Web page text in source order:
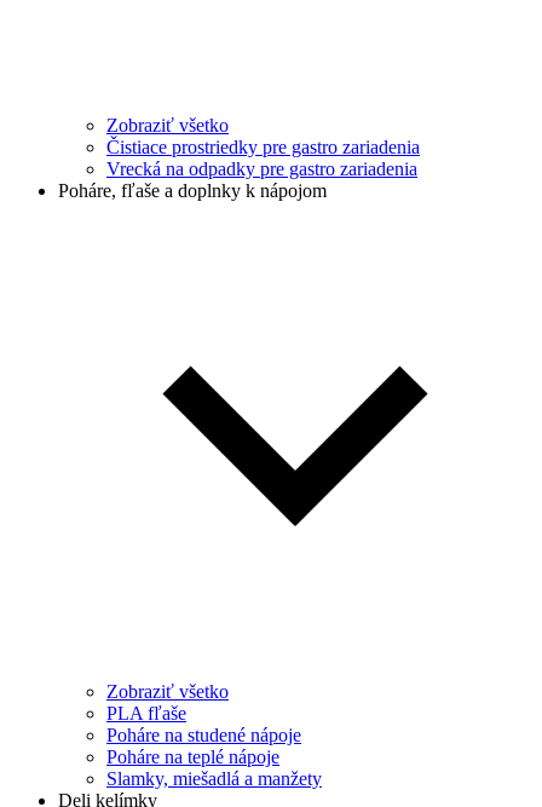
Zobraziť všetko
Čistiace prostriedky pre gastro zariadenia
Vrecká na odpadky pre gastro zariadenia
Poháre, fľaše a doplnky k nápojom
Zobraziť všetko
PLA fľaše
Poháre na studené nápoje
Poháre na teplé nápoje
Slamky, miešadlá a manžety
Deli kelímky